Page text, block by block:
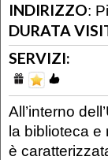
INDIRIZZO:
DURATA
SERVIZI:
All’interno
la biblioteca e
è